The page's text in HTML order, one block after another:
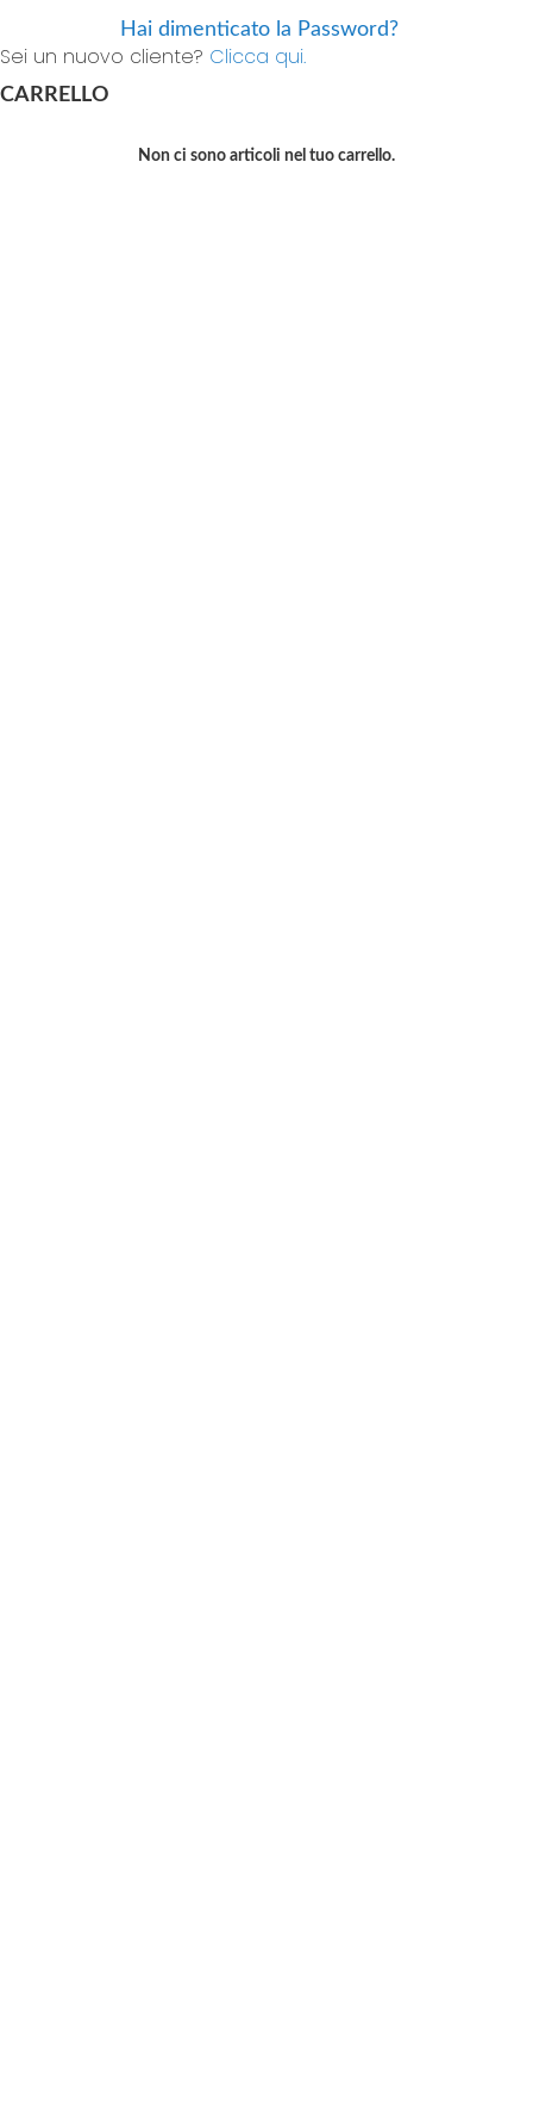
Hai dimenticato la Password?
Sei un nuovo cliente? Clicca qui.
CARRELLO
Non ci sono articoli nel tuo carrello.